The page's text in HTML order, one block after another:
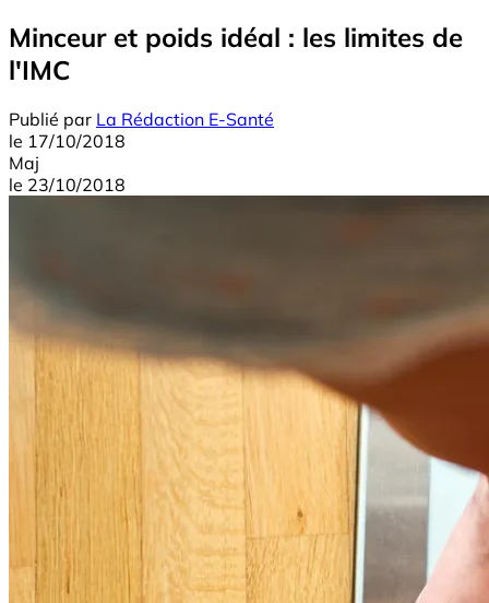
Minceur et poids idéal : les limites de
l'IMC
Publié par La Rédaction E-Santé
le 17/10/2018
Maj
le 23/10/2018